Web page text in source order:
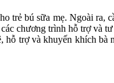
bú sữa mẹ. Ngoài ra,
chương trình hỗ trợ và
và khuyến khích bà